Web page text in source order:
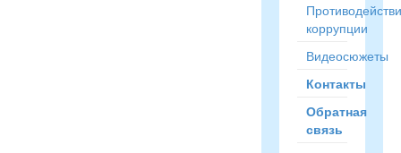
коррупции
Видеосюжеты
Контакты
Обратная
связь